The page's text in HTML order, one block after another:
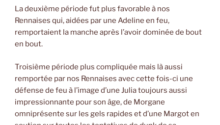
La deuxième période fut plus favorable à nos
Rennaises qui, aidées par une Adeline en feu,
remportaient la manche après l’avoir dominée de bout
en bout.
Troisième période plus compliquée mais là aussi
remportée par nos Rennaises avec cette fois-ci une
défense de feu à l’image d’une Julia toujours aussi
impressionnante pour son âge, de Morgane
omniprésente sur les gels rapides et d’une Margot en